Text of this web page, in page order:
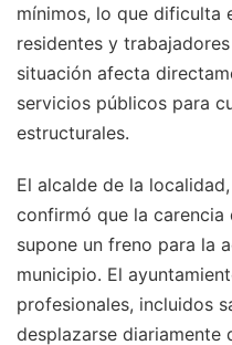
mínimos, lo que dificulta
residentes y
situación afecta
servicios públicos para
estructurales.
El alcalde de la
confirmó que la carencia
supone un freno para la
municipio. El
profesionales, incluidos
desplazarse diariamente